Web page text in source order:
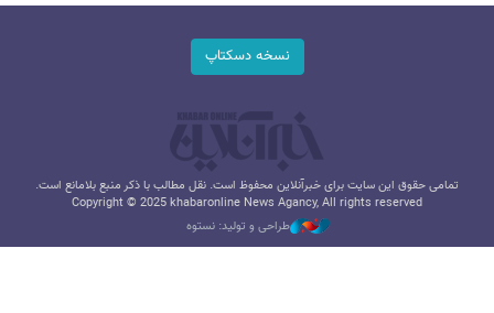
نسخه دسکتاپ
تمامی حقوق این سایت برای خبرآنلاین محفوظ است. نقل مطالب با ذکر منبع بلامانع است.
Copyright © 2025 khabaronline News Agancy, All rights reserved
طراحی و تولید: نستوه